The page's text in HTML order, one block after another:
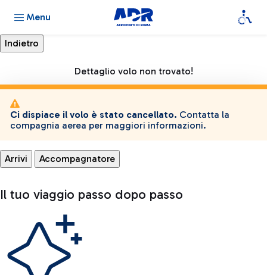
Menu
Dettaglio volo non trovato!
Ci dispiace il volo è stato cancellato. Contatta la
compagnia aerea per maggiori informazioni.
Arrivi Accompagnatore
Il tuo viaggio passo dopo passo